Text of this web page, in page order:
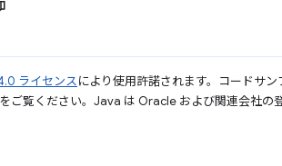
ライセンスにより使用許諾されます。コードサン
をご覧ください。Java は Oracle および関連会社の